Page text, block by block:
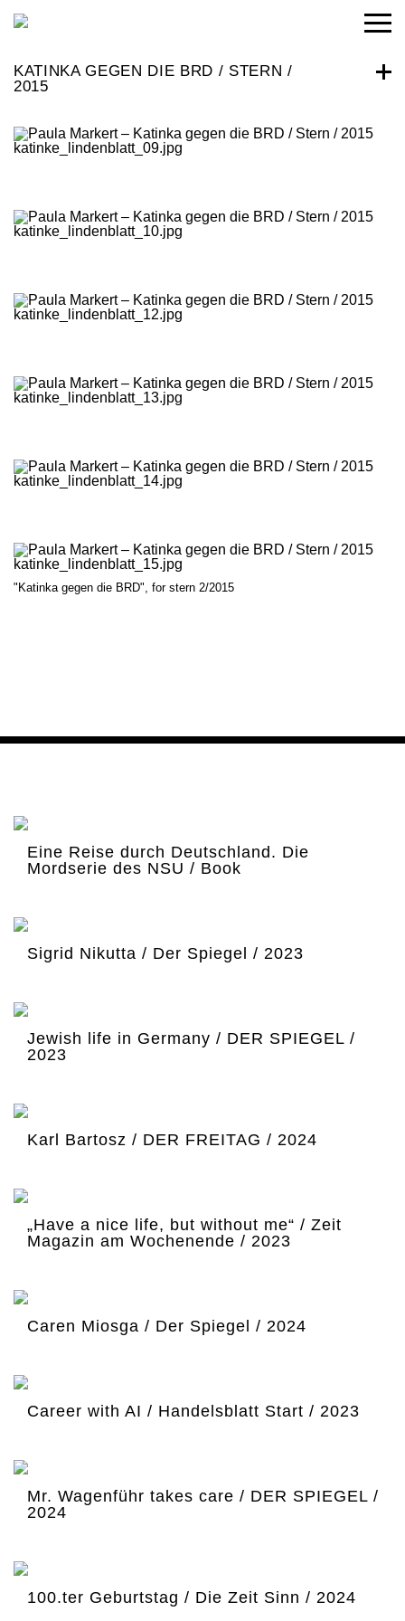
KATINKA GEGEN DIE BRD / STERN /
2015
"Katinka gegen die BRD", for stern 2/2015
Eine Reise durch Deutschland. Die
Mordserie des NSU / Book
Sigrid Nikutta / Der Spiegel / 2023
Jewish life in Germany / DER SPIEGEL /
2023
Karl Bartosz / DER FREITAG / 2024
„Have a nice life, but without me“ / Zeit
Magazin am Wochenende / 2023
Caren Miosga / Der Spiegel / 2024
Career with AI / Handelsblatt Start / 2023
Mr. Wagenführ takes care / DER SPIEGEL /
2024
100.ter Geburtstag / Die Zeit Sinn / 2024